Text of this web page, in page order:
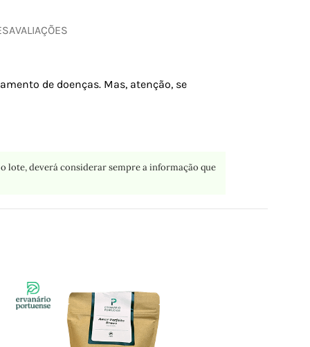
AVALIAÇÕES
de doenças. Mas, atenção, se
deverá considerar sempre a informação que